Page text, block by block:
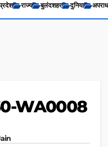
राज्य बुलंदशहर दुनिया अपराध
WA0008